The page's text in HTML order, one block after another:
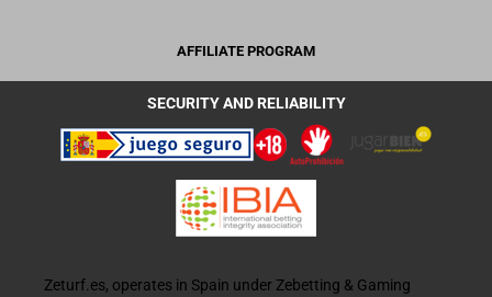
AFFILIATE PROGRAM
SECURITY AND RELIABILITY
Zeturf.es, operates in Spain under Zebetting & Gaming